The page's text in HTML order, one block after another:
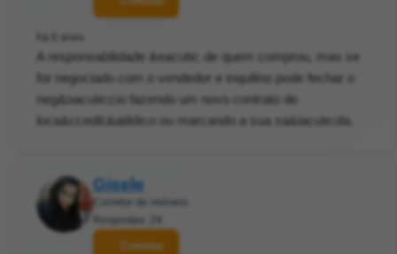
A responsabilidade &eacute; de quem comprou, mas se
for negociado com o vendedor e inquilino pode fechar o
neg&oacute;cio fazendo um novo contrato de
loca&ccedil;&atilde;o ou marcando a sua sa&iacute;da.
Gisele
Contatar